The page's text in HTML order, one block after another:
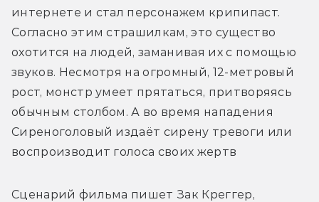
интернете и стал персонажем крипипаст.
Согласно этим страшилкам, это существо
охотится на людей, заманивая их с помощью
звуков. Несмотря на огромный, 12-метровый
рост, монстр умеет прятаться, притворяясь
обычным столбом. А во время нападения
Сиреноголовый издаёт сирену тревоги или
Сценарий фильма пишет Зак Креггер,